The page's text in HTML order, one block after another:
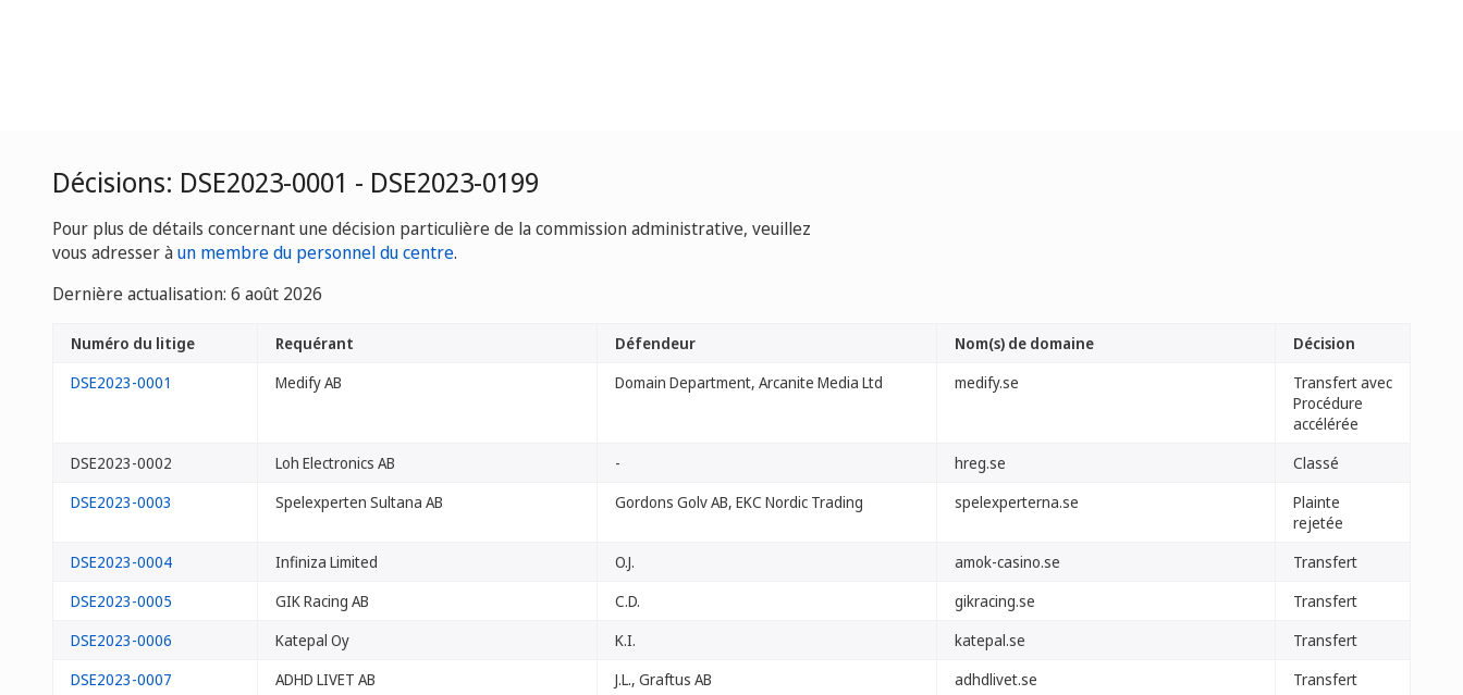
Décisions: DSE2023-0001 - DSE2023-0199
Pour plus de détails concernant une décision particulière de la commission administrative, veuillez
vous adresser àun membre du personnel du centre.
Dernière actualisation: 6 août 2026
Numéro du litige Requérant Défendeur Nom(s) de domaine
Décision
DSE2023-0001
Medify AB Domain Department, Arcanite Media Ltd medify.se
Transfert avec
Procédure
accélérée
DSE2023-0002
Loh Electronics AB - hreg.se
Classé
DSE2023-0003
Spelexperten Sultana AB Gordons Golv AB, EKC Nordic Trading spelexperterna.se
Plainte
rejetée
DSE2023-0004
Infiniza Limited O.J. amok-casino.se
Transfert
DSE2023-0005
GIK Racing AB C.D. gikracing.se
Transfert
DSE2023-0006
Katepal Oy K.I. katepal.se
Transfert
DSE2023-0007
ADHD LIVET AB J.L., Graftus AB adhdlivet.se
Transfert